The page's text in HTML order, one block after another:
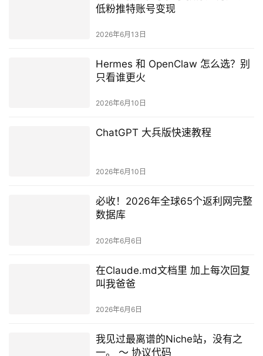
低粉推特账号变现
2026年6月13日
Hermes 和 OpenClaw 怎么选？别
只看谁更火
2026年6月10日
ChatGPT 大兵版快速教程
2026年6月10日
必收！2026年全球65个返利网完整
数据库
2026年6月6日
在Claude.md文档里 加上每次回复
叫我爸爸
2026年6月6日
我见过最离谱的Niche站，没有之
一。 ～ 协议代码